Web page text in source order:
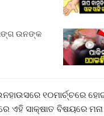
ଉନଙ୍କ
୧୦ମାର୍ଚ୍ଚରେ
ଏହି ସାକ୍ଷାତ ବିଷୟରେ